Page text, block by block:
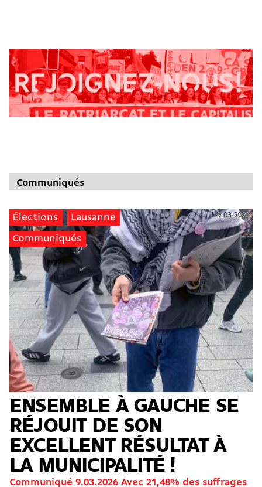
Communiqués
Élections Lausanne
Communiqués
9.03.2026
ENSEMBLE À GAUCHE SE
RÉJOUIT DE SON
EXCELLENT RÉSULTAT À
LA MUNICIPALITÉ !
Communiqué 9.03.2026 Avec 21,48% des suffrages